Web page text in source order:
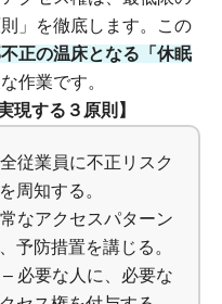
」を徹底します。この
正の温床となる「休眠
作業です。
現する３原則】
従業員に不正リスク
周知する。
なアクセスパターン
予防措置を講じる。
必要な人に、必要な